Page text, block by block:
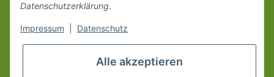
Datenschutzerklärung.
Impressum Datenschutz
Alle akzeptieren